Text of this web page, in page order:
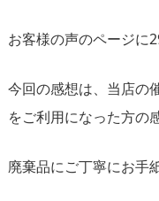
お客様の声のページに
今回の感想は、当店の
をご利用になった方の
廃棄品にご丁寧にお手